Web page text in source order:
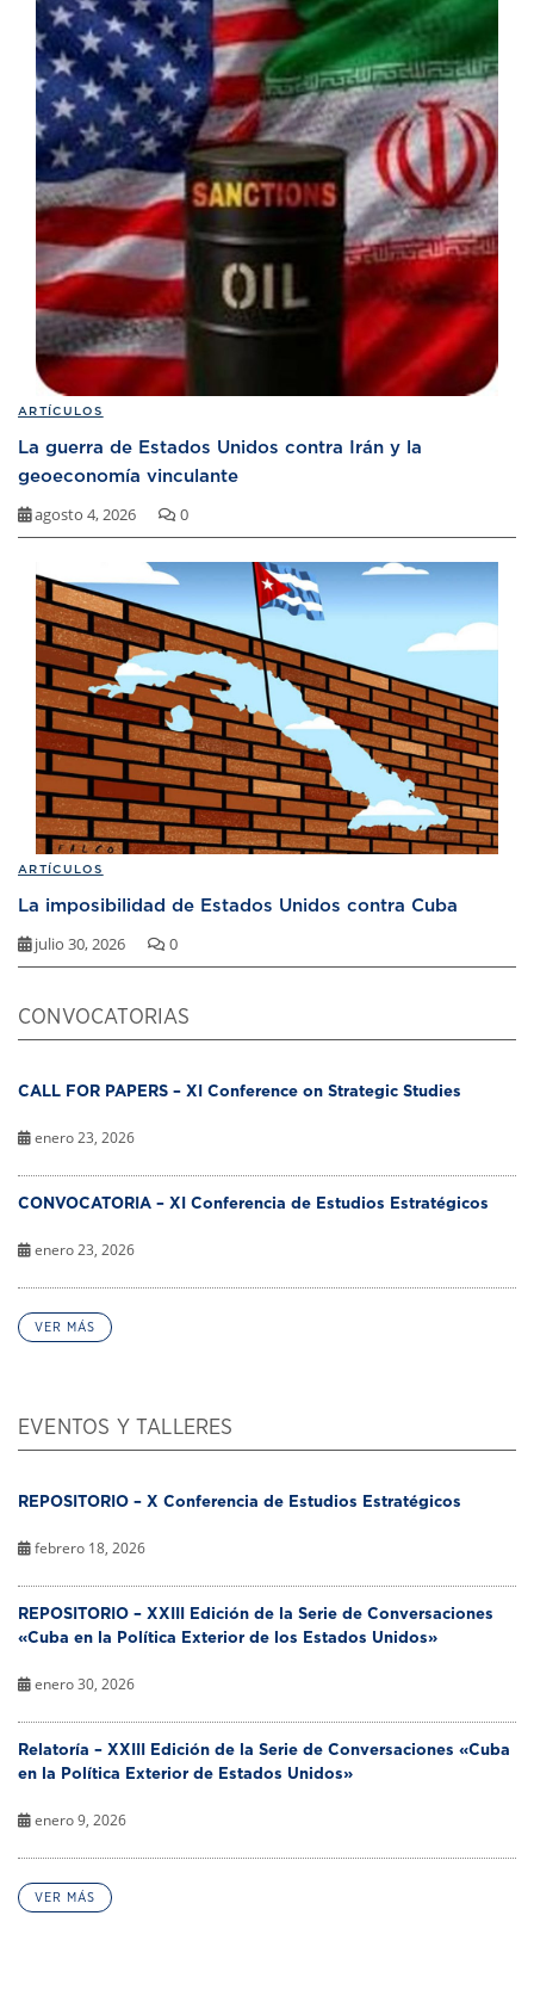
ARTÍCULOS
La guerra de Estados Unidos contra Irán y la
geoeconomía vinculante
agosto 4, 2026 0
ARTÍCULOS
La imposibilidad de Estados Unidos contra Cuba
julio 30, 2026 0
CONVOCATORIAS
CALL FOR PAPERS – XI Conference on Strategic Studies
enero 23, 2026
CONVOCATORIA – XI Conferencia de Estudios Estratégicos
enero 23, 2026
VER MÁS
EVENTOS Y TALLERES
REPOSITORIO – X Conferencia de Estudios Estratégicos
febrero 18, 2026
REPOSITORIO – XXIII Edición de la Serie de Conversaciones
«Cuba en la Política Exterior de los Estados Unidos»
enero 30, 2026
Relatoría – XXIII Edición de la Serie de Conversaciones «Cuba
en la Política Exterior de Estados Unidos»
enero 9, 2026
VER MÁS